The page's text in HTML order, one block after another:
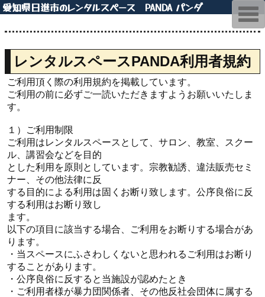
愛知県日進市のレンタルスペース PANDA パンダ
レンタルスペースPANDA利用者規約
ご利用頂く際の利用規約を掲載しています。
ご利用の前に必ずご一読いただきますようお願いいたしま
す。
１）ご利用制限​
ご利用はレンタルスペースとして、サロン、教室、スクー
ル、講習会などを目的
とした利用を原則としています。宗教勧誘、違法販売セミ
ナー、その他法律に反
する目的による利用は固くお断り致します。公序良俗に反
する利用はお断り致し
ます。
以下の項目に該当する場合、ご利用をお断りする場合があ
ります。
・当スペースにふさわしくないと思われるご利用はお断り
することがあります。
・公序良俗に反すると当施設が認めたとき
・ご利用者様が暴力団関係者、その他反社会団体に属する
T
o
g
e
a
i
g
n